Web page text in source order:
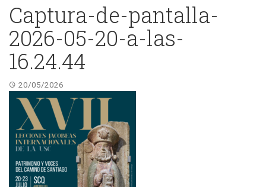
Captura-de-pantalla-
2026-05-20-a-las-
16.24.44
20/05/2026